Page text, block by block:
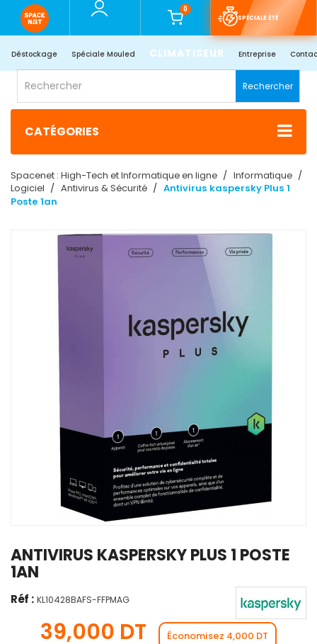
0
SPÉCIALE ÉTÉ
Déstockage Spéciale Mouled CLIMATISEUR Entreprise
Rechercher
CATÉGORIES
Spacenet : High-Tech et Informatique en ligne
Informatique
Logiciel
Antivirus & Sécurité
Antivirus kaspersky Plus 1
Poste 1an
ANTIVIRUS KASPERSKY PLUS 1 POSTE
1AN
Réf : KL10428BAFS-FFPMAG
39,000 DT Économisez 4,000 DT